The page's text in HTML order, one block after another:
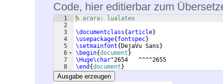
Code, hier editierbar zum
1
2
3
4
5
6
7
8
% arara: lualatex
\documentclass{article}
\usepackage{ fontspec}
\setmainfont{ DejaVu Sans }
\begin{document }
\Huge\char"2654   ^^^^2655
\end {document }
Ausgabe erzeugen